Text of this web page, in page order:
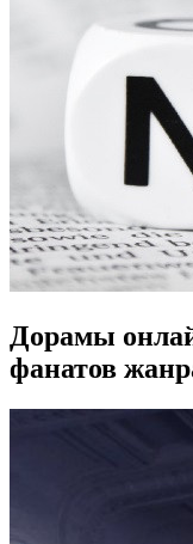
Дорамы
фанатов